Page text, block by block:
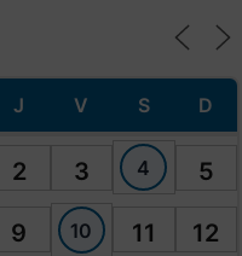
J V S D
2 3 4 5
9 10 11 12